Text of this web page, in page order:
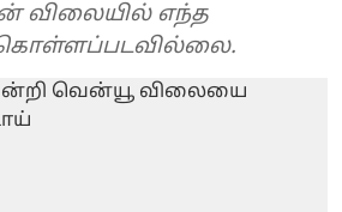
விலையில் எந்த